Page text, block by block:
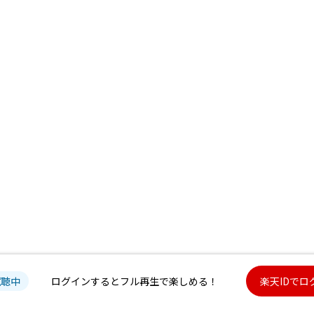
中 ログインするとフル再生で楽しめる！ 楽天IDでロ